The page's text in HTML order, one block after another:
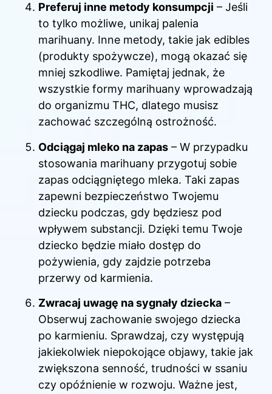
Preferuj inne metody konsumpcji – Jeśli
to tylko możliwe, unikaj palenia
marihuany. Inne metody, takie jak edibles
(produkty spożywcze), mogą okazać się
mniej szkodliwe. Pamiętaj jednak, że
wszystkie formy marihuany wprowadzają
do organizmu THC, dlatego musisz
zachować szczególną ostrożność.
Odciągaj mleko na zapas – W przypadku
stosowania marihuany przygotuj sobie
zapas odciągniętego mleka. Taki zapas
zapewni bezpieczeństwo Twojemu
dziecku podczas, gdy będziesz pod
wpływem substancji. Dzięki temu Twoje
dziecko będzie miało dostęp do
pożywienia, gdy zajdzie potrzeba
przerwy od karmienia.
Zwracaj uwagę na sygnały dziecka –
Obserwuj zachowanie swojego dziecka
po karmieniu. Sprawdzaj, czy występują
jakiekolwiek niepokojące objawy, takie jak
zwiększona senność, trudności w ssaniu
czy opóźnienie w rozwoju. Ważne jest,